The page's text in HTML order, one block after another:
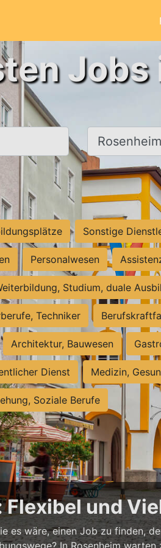
Jobs
Ort, Stadt
Sonstige
Personalwesen
Studium, duale
Techniker
Architektur, Bauwesen
Dienst Medizin,
Soziale Berufe
Flexibel und
es wäre, einen Job zu finden,